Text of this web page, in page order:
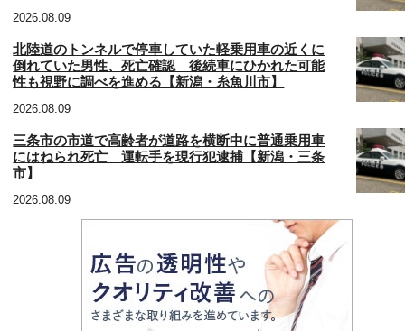
2026.08.09
北陸道のトンネルで停車していた軽乗用車の近くに
倒れていた男性、死亡確認 後続車にひかれた可能
性も視野に調べを進める【新潟・糸魚川市】
2026.08.09
三条市の市道で高齢者が道路を横断中に普通乗用車
にはねられ死亡 運転手を現行犯逮捕【新潟・三条
市】
2026.08.09